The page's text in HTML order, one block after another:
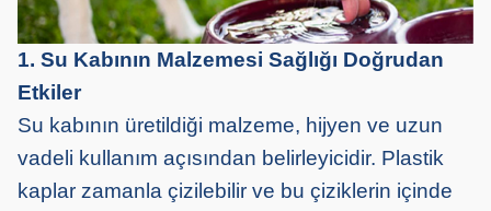
1. Su Kabının Malzemesi Sağlığı Doğrudan
Etkiler
Su kabının üretildiği malzeme, hijyen ve uzun
vadeli kullanım açısından belirleyicidir. Plastik
kaplar zamanla çizilebilir ve bu çiziklerin içinde